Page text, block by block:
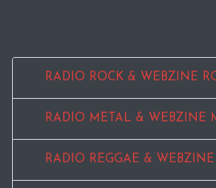
RADIO ROCK & WEBZINE
RADIO METAL & WEBZINE
RADIO REGGAE & WEBZINE